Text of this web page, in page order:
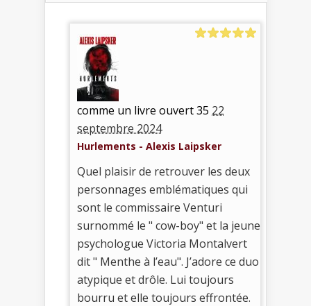
comme un livre ouvert 35 22
septembre 2024
Hurlements - Alexis Laipsker
Quel plaisir de retrouver les deux
personnages emblématiques qui
sont le commissaire Venturi
surnommé le " cow-boy" et la jeune
psychologue Victoria Montalvert
dit " Menthe à l’eau". J’adore ce duo
atypique et drôle. Lui toujours
bourru et elle toujours effrontée.